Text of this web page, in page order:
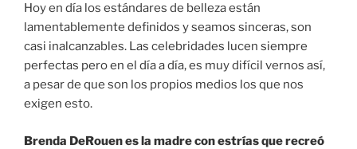
Hoy en día los estándares de belleza están
lamentablemente definidos y seamos sinceras, son
casi inalcanzables. Las celebridades lucen siempre
perfectas pero en el día a día, es muy difícil vernos así,
a pesar de que son los propios medios los que nos
exigen esto.
Brenda DeRouen es la madre con estrías que recreó